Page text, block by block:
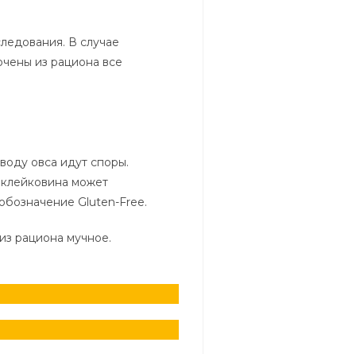
В случае
из рациона все
овса идут споры.
может
Gluten-Free.
рациона мучное.